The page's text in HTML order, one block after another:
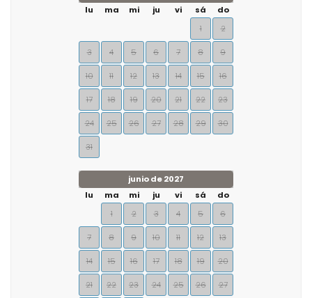
lu
ma mi ju vi sá
do
1
2
3 4 5 6 7 8 9
10 11 12 13 14 15 16
17 18 19 20 21 22 23
24 25 26 27 28 29 30
31
junio de 2027
lu
ma mi ju vi sá
do
1
2 3 4 5 6
7 8 9 10 11 12 13
14 15 16 17 18 19 20
21 22 23 24 25 26 27